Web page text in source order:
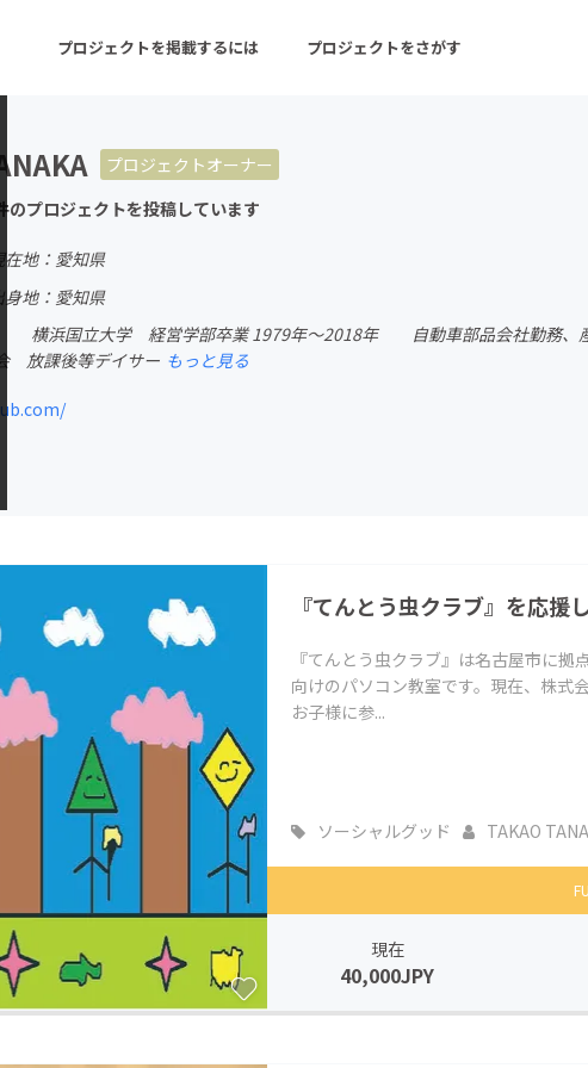
プロジェクトを掲載するには プロジェクトをさがす
ーン 注目の新着プロジェクト
音楽
ゲーム・サービス開発
フード・飲食店
CAMPFIRE for Social Good
CAMPFIREふるさと納税
machi-ya コミュニティ
プロジェクトオーナー
のプロジェクトを投稿しています
在地：愛知県
身地：愛知県
大学 経営学部卒業 1979年～2018年 自動車部品会社勤務、産業
放課後等デイサー もっと見る
『てんとう虫クラブ』を応援
『てんとう虫クラブ』は名古屋市に
向けのパソコン教室です。現在、株式
お子様に参...
ソーシャルグッド TAKAO
現在
40,000JPY